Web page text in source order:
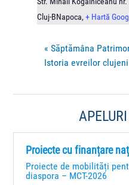
Cluj-BNapoca, + Hartă
« Săptămâna
Istoria evreilor
Proiecte cu finanțare
Proiecte de mobilități
diaspora – MCT-2026